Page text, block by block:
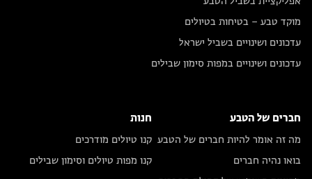
מוקד טבע – בטיחות בטיולים
עדכונים ושינויים בשביל ישראל
עדכונים ושינויים במפות סימון שבילים
חברים של הטבע
מה זה אומר להיות חברים של הטבע
בואו נהיה חברים
חנות
קנו טיולים מודרכים
קנו מפות טיולים וסימון שבילים